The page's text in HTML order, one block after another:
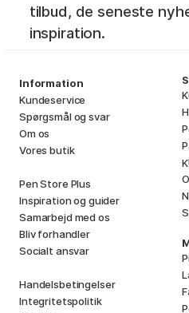
tilbud, de seneste
inspiration.
Information
Kundeservice
Spørgsmål og svar
Om os
Vores butik
Pen Store Plus
Inspiration og guider
Samarbejd med os
Bliv forhandler
Socialt ansvar
Handelsbetingelser
Integritetspolitik
Ki